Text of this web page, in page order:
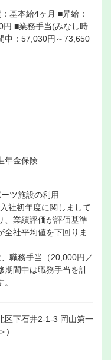
基本給4ヶ月 ■昇給：
■業務手当(みなし時
中：57,030円～73,650
年金保険
ツ施設の利用
社初年度に関しまして
、業績評価が評価基準
全社平均値を下回りま
職務手当（20,000円／
期間中は職務手当を計
区下石井2-1-3 岡山第一
)